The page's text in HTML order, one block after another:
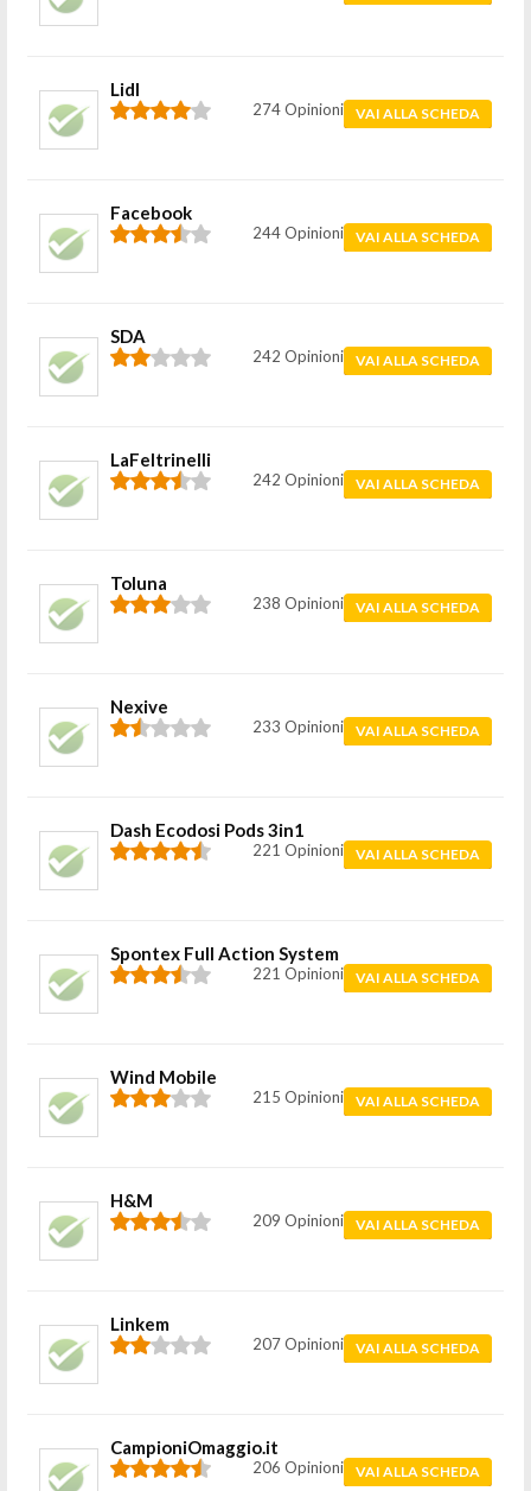
Lidl
274 Opinioni VAI ALLA SCHEDA
Facebook
244 Opinioni VAI ALLA SCHEDA
SDA
242 Opinioni VAI ALLA SCHEDA
LaFeltrinelli
242 Opinioni VAI ALLA SCHEDA
Toluna
238 Opinioni VAI ALLA SCHEDA
Nexive
233 Opinioni VAI ALLA SCHEDA
Dash Ecodosi Pods 3in1
221 Opinioni VAI ALLA SCHEDA
Spontex Full Action System
221 Opinioni VAI ALLA SCHEDA
Wind Mobile
215 Opinioni VAI ALLA SCHEDA
H&M
209 Opinioni VAI ALLA SCHEDA
Linkem
207 Opinioni VAI ALLA SCHEDA
CampioniOmaggio.it
206 Opinioni VAI ALLA SCHEDA